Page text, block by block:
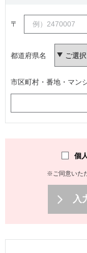
〒
都道府県名
市区町村・番地・マン
個
※ご同意いた
入